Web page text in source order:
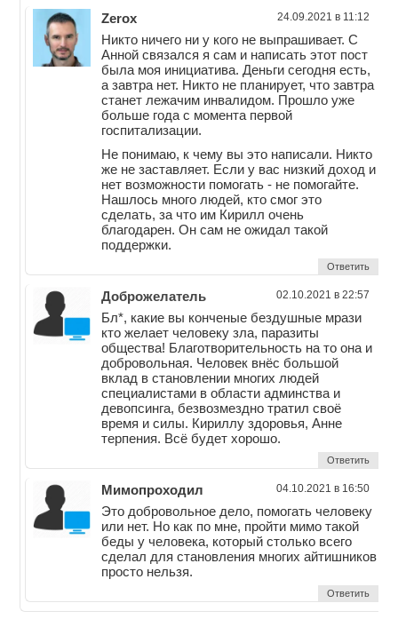
Zerox 24.09.2021 в 11:12
Никто ничего ни у кого не выпрашивает. С
Анной связался я сам и написать этот пост
была моя инициатива. Деньги сегодня есть,
а завтра нет. Никто не планирует, что завтра
станет лежачим инвалидом. Прошло уже
больше года с момента первой
госпитализации.
Не понимаю, к чему вы это написали. Никто
же не заставляет. Если у вас низкий доход и
нет возможности помогать - не помогайте.
Нашлось много людей, кто смог это
сделать, за что им Кирилл очень
благодарен. Он сам не ожидал такой
поддержки.
Ответить
Доброжелатель 02.10.2021 в 22:57
Бл*, какие вы конченые бездушные мрази
кто желает человеку зла, паразиты
общества! Благотворительность на то она и
добровольная. Человек внёс большой
вклад в становлении многих людей
специалистами в области админства и
девопсинга, безвозмездно тратил своё
время и силы. Кириллу здоровья, Анне
терпения. Всё будет хорошо.
Ответить
Мимопроходил 04.10.2021 в 16:50
Это добровольное дело, помогать человеку
или нет. Но как по мне, пройти мимо такой
беды у человека, который столько всего
сделал для становления многих айтишников
просто нельзя.
Ответить